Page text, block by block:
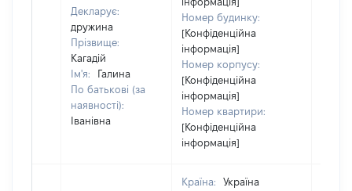
Декларує:
дружина
Прізвище:
Кагадій
Ім'я:
Галина
По батькові (за
наявності):
Іванівна
Номер будинку:
[Конфіденційна
інформація]
Номер корпусу:
[Конфіденційна
інформація]
Номер квартири:
[Конфіденційна
інформація]
Країна:
Україна